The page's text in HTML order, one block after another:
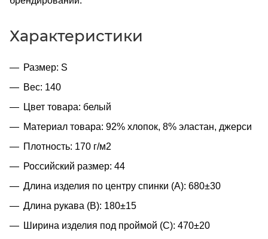
Характеристики
Размер: S
Вес: 140
Цвет товара: белый
Материал товара: 92% хлопок, 8% эластан, джерси
Плотность: 170 г/м2
Российский размер: 44
Длина изделия по центру спинки (A): 680±30
Длина рукава (B): 180±15
Ширина изделия под проймой (С): 470±20